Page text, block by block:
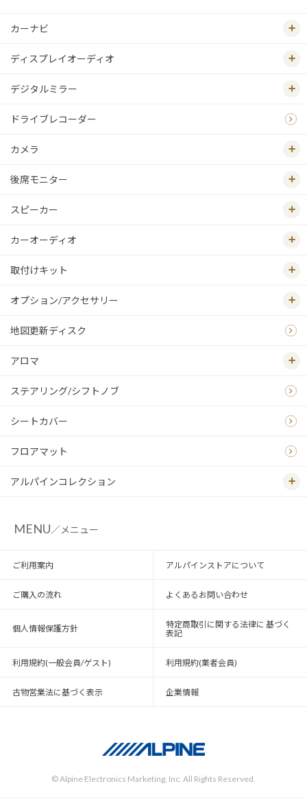
カーナビ
ディスプレイオーディオ
デジタルミラー
ドライブレコーダー
カメラ
後席モニター
スピーカー
カーオーディオ
取付けキット
オプション/アクセサリー
地図更新ディスク
アロマ
ステアリング/シフトノブ
シートカバー
フロアマット
アルパインコレクション
MENU／メニュー
ご利用案内 アルパインストアについて
ご購入の流れ よくあるお問い合わせ
個人情報保護方針
特定商取引に関する法律に 基づく
表記
利用規約(一般会員/ゲスト) 利用規約(業者会員)
古物営業法に基づく表示 企業情報
© Alpine Electronics Marketing, Inc. All Rights Reserved.